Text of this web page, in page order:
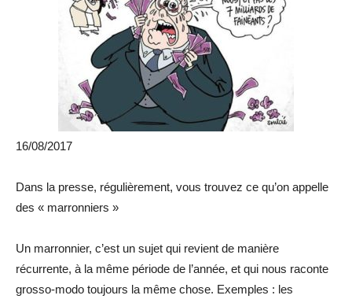
16/08/2017
Dans la presse, régulièrement, vous trouvez ce qu’on appelle
des « marronniers »
Un marronnier, c’est un sujet qui revient de manière
récurrente, à la même période de l’année, et qui nous raconte
grosso-modo toujours la même chose. Exemples : les